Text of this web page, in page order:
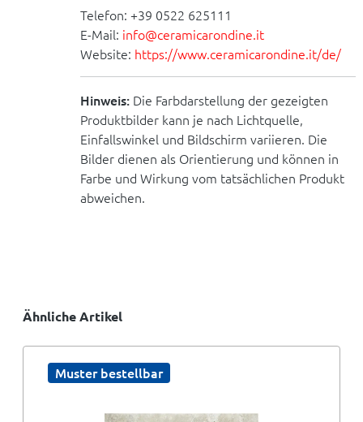
Telefon: +39 0522 625111
E-Mail: info@ceramicarondine.it
Website: https://www.ceramicarondine.it/de/
Hinweis: Die Farbdarstellung der gezeigten
Produktbilder kann je nach Lichtquelle,
Einfallswinkel und Bildschirm variieren. Die
Bilder dienen als Orientierung und können in
Farbe und Wirkung vom tatsächlichen Produkt
abweichen.
Ähnliche Artikel
Muster bestellbar